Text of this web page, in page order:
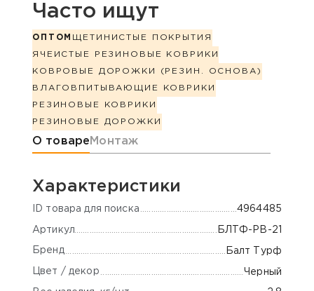
Часто ищут
ОПТОМ ЩЕТИНИСТЫЕ ПОКРЫТИЯ
ЯЧЕИСТЫЕ РЕЗИНОВЫЕ КОВРИКИ
КОВРОВЫЕ ДОРОЖКИ (РЕЗИН. ОСНОВА)
ВЛАГОВПИТЫВАЮЩИЕ КОВРИКИ
РЕЗИНОВЫЕ КОВРИКИ
РЕЗИНОВЫЕ ДОРОЖКИ
Информация о товаре
О товаре Монтаж
Характеристики
ID товара для поиска 4964485
Артикул БЛТФ-РВ-21
Бренд Балт Турф
Цвет / декор Черный